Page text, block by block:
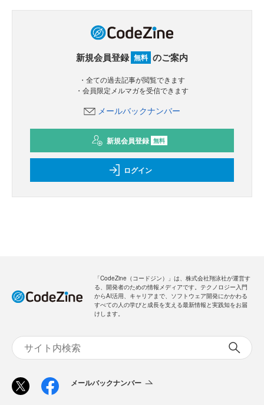
新規会員登録 無料 のご案内
・全ての過去記事が閲覧できます
・会員限定メルマガを受信できます
メールバックナンバー
新規会員登録 無料
ログイン
「CodeZine（コードジン）」は、株式会社翔泳社が運営す
る、開発者のための情報メディアです。テクノロジー入門
からAI活用、キャリアまで、ソフトウェア開発にかかわる
すべての人の学びと成長を支える最新情報と実践知をお届
けします。
メールバックナンバー